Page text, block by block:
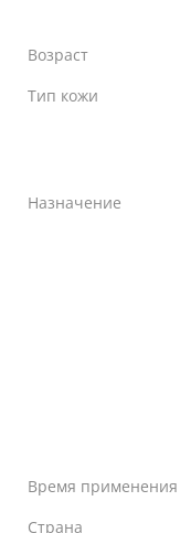
Возраст
Тип кожи
Назначение
Время применения
Страна